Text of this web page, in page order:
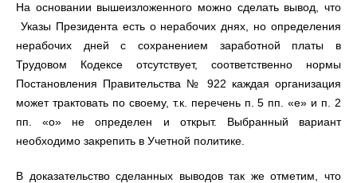
На основании вышеизложенного можно сделать вывод, что
Указы Президента есть о нерабочих днях, но определения
нерабочих дней с сохранением заработной платы в
Трудовом Кодексе отсутствует, соответственно нормы
Постановления Правительства № 922 каждая организация
может трактовать по своему, т.к. перечень п. 5 пп. «е» и п. 2
пп. «о» не определен и открыт. Выбранный вариант
необходимо закрепить в Учетной политике.
В доказательство сделанных выводов так же отметим, что